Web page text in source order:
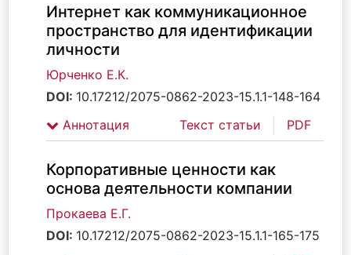
Интернет как коммуникационное
пространство для идентификации
личности
Юрченко Е.К.
DOI: 10.17212/2075-0862-2023-15.1.1-148-164
Аннотация
Текст статьи PDF
Корпоративные ценности как
основа деятельности компании
Прокаева Е.Г.
DOI: 10.17212/2075-0862-2023-15.1.1-165-175